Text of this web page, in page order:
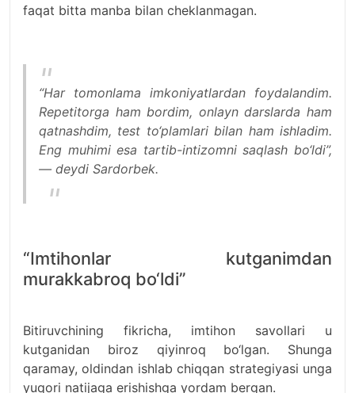
faqat bitta manba bilan cheklanmagan.
“Har tomonlama imkoniyatlardan foydalandim.
Repetitorga ham bordim, onlayn darslarda ham
qatnashdim, test to‘plamlari bilan ham ishladim.
Eng muhimi esa tartib-intizomni saqlash bo‘ldi”,
— deydi Sardorbek.
“Imtihonlar kutganimdan
murakkabroq bo‘ldi”
Bitiruvchining fikricha, imtihon savollari u
kutganidan biroz qiyinroq bo‘lgan. Shunga
qaramay, oldindan ishlab chiqqan strategiyasi unga
yuqori natijaga erishishga yordam bergan.